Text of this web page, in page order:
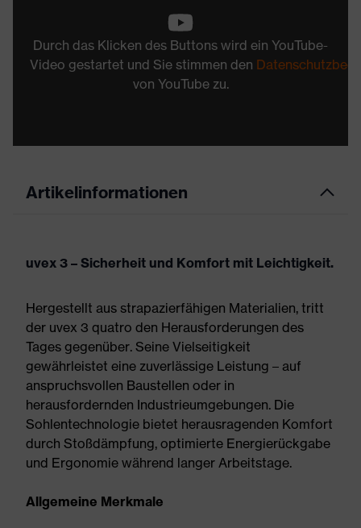
Durch das Klicken des Buttons wird ein YouTube-
Video gestartet und Sie stimmen den
von YouTube zu.
Artikelinformationen
uvex 3 – Sicherheit und Komfort mit Leichtigkeit.
Hergestellt aus strapazierfähigen Materialien, tritt
der uvex 3 quatro den Herausforderungen des
Tages gegenüber. Seine Vielseitigkeit
gewährleistet eine zuverlässige Leistung – auf
anspruchsvollen Baustellen oder in
herausfordernden Industrieumgebungen. Die
Sohlentechnologie bietet herausragenden Komfort
durch Stoßdämpfung, optimierte Energierückgabe
und Ergonomie während langer Arbeitstage.
Allgemeine Merkmale